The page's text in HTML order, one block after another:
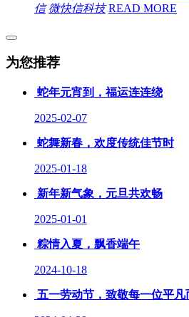
信 微快信科技 READ MORE
为您推荐
蛇年元宵到，福运连连绕
2025-02-07
蛇舞新春，欢度传统佳节时
2025-01-18
新年新气象，元旦共欢畅
2025-01-01
粽情入夏，飘香端午
2024-10-18
五一劳动节，致敬每一位平